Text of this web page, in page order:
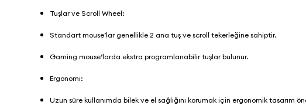
Tuşlar ve Scroll Wheel:
Standart mouse’lar genellikle 2 ana tuş ve scroll tekerleğine sahiptir.
Gaming mouse’larda ekstra programlanabilir tuşlar bulunur.
Ergonomi:
Uzun süre kullanımda bilek ve el sağlığını korumak için ergonomik tasarım